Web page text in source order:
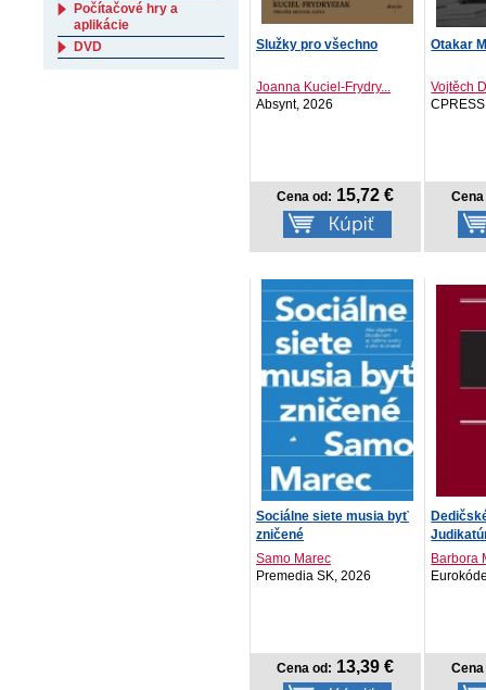
Služky pro všechno
Joanna Kuciel-Frydry...
Absynt, 2026
Cena od: 15,72 €
Otakar
Vojtěch
Sociálne siete musia byť
zničené
Samo Marec
Premedia SK, 2026
Cena od: 13,39 €
Barbora
Počítačové hry a
aplikácie
DVD